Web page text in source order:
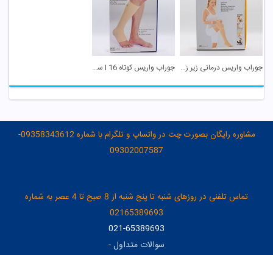
جوراب واریس درمانی زیر زانو I 66 تا 71 سایز S ... جوراب واریس کوتاه I 16 سایز XL تینور
مشاوره رایگان بصورت چت در واتساپ و تلگرام با شماره 09358343612-
09302007587
تماس تلفنی در روزهای شنبه تا پنج شنبه از 8 صبح تا 4 عصر به شماره
02165389693
021-65389693
سوالات متداول-